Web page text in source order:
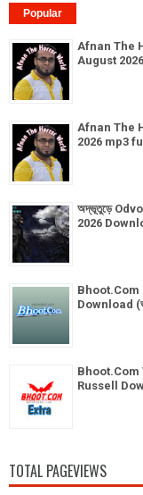
Popular
Afnan The
August
Afnan The
2026 mp3
অদ্ভূতুড়ে
2026
Bhoot.Com
Download
Bhoot.Com
Russell
TOTAL PAGEVIEWS